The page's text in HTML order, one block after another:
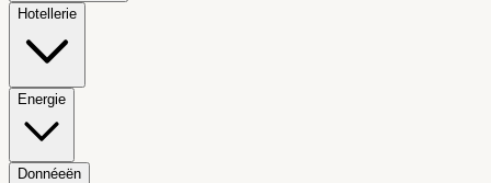
Hotellerie
Energie
Donnéeën